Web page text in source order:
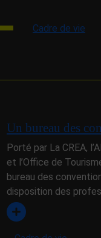
Cadre de vie
Un bureau des
Porté par La CREA,
et l’Office de
bureau des
disposition des